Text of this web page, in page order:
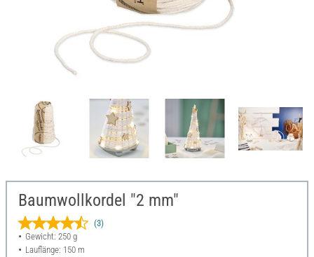
Baumwollkordel "2 mm"
(3)
Gewicht: 250 g
Lauflänge: 150 m